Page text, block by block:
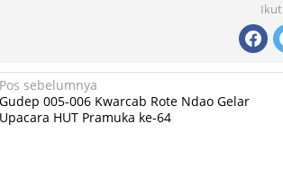
N
a
Pos sebelumnya
Gudep 005-006 Kwarcab Rote Ndao Gelar
Upacara HUT Pramuka ke-64